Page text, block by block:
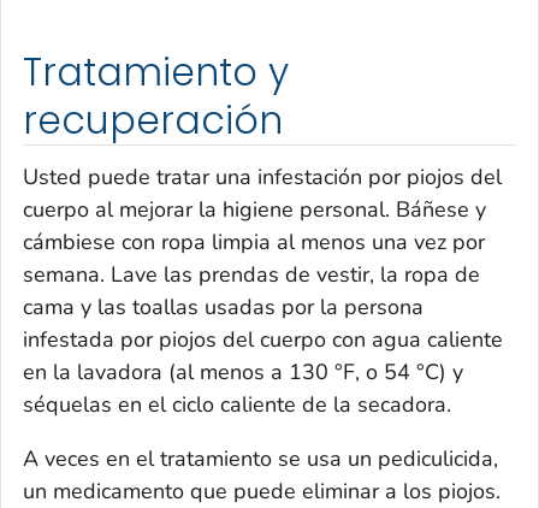
Tratamiento y
recuperación
Usted puede tratar una infestación por piojos del
cuerpo al mejorar la higiene personal. Báñese y
cámbiese con ropa limpia al menos una vez por
semana. Lave las prendas de vestir, la ropa de
cama y las toallas usadas por la persona
infestada por piojos del cuerpo con agua caliente
en la lavadora (al menos a 130 °F, o 54 °C) y
séquelas en el ciclo caliente de la secadora.
A veces en el tratamiento se usa un pediculicida,
un medicamento que puede eliminar a los piojos.